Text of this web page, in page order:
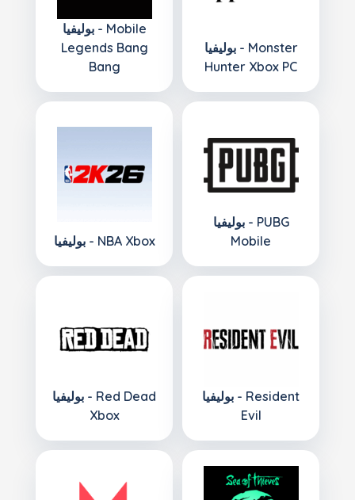
بوليفيا - Mobile
Legends Bang
Bang
بوليفيا - Monster
Hunter Xbox PC
بوليفيا - NBA Xbox
بوليفيا - PUBG
Mobile
بوليفيا - Red Dead
Xbox
بوليفيا - Resident
Evil